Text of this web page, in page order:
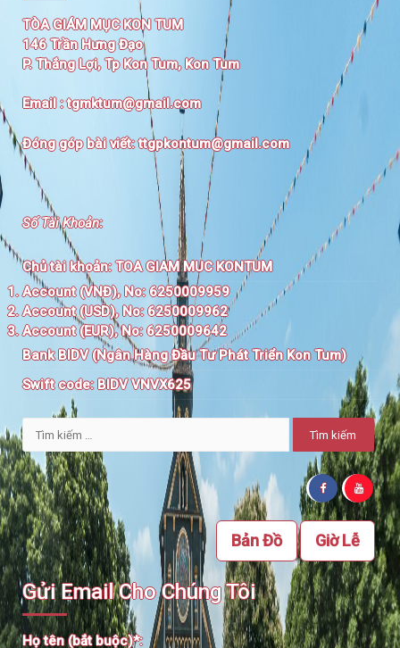
TÒA GIÁM MỤC KON TUM
146 Trần Hưng Đạo
P. Thắng Lợi, Tp Kon Tum, Kon Tum
Email :tgmktum@gmail.com
Đóng góp bài viết:ttgpkontum@gmail.com
Số Tài Khoản:
Chủ tài khoản:TOA GIAM MUC KONTUM
Account (VNĐ), No: 6250009959
Account (USD), No: 6250009962
Account (EUR), No: 6250009642
Bank BIDV (Ngân Hàng Đầu Tư Phát Triển Kon Tum)
Swift code:BIDV VNVX625
Tìm
kiếm
cho:
Giờ Lễ
Bản Đồ
Gửi Email Cho Chúng Tôi
Họ tên (bắt buộc)*: